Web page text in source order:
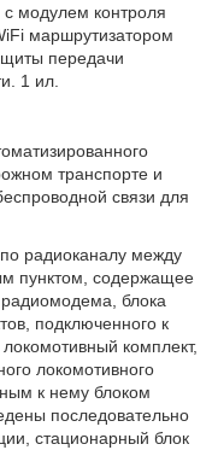
модулем контроля
маршрутизатором
передачи
1 ил.
транспорте и
связи для
радиоканалу между
пунктом, содержащее
блока
подключенного к
комплект,
локомотивного
к нему блоком
последовательно
стационарный блок